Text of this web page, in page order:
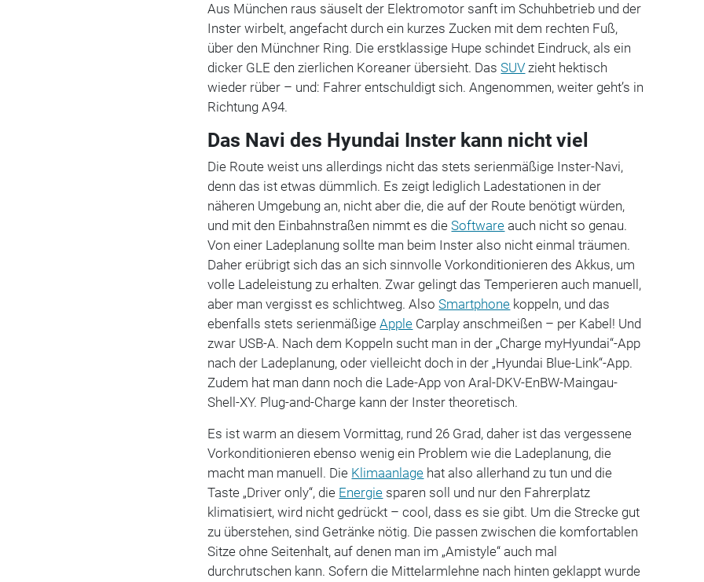
Aus München raus säuselt der Elektromotor sanft im Schuhbetrieb und der
Inster wirbelt, angefacht durch ein kurzes Zucken mit dem rechten Fuß,
über den Münchner Ring. Die erstklassige Hupe schindet Eindruck, als ein
dicker GLE den zierlichen Koreaner übersieht. DasSUV zieht hektisch
wieder rüber – und: Fahrer entschuldigt sich. Angenommen, weiter geht’s in
Richtung A94.
Das Navi des Hyundai Inster kann nicht viel
Die Route weist uns allerdings nicht das stets serienmäßige Inster-Navi,
denn das ist etwas dümmlich. Es zeigt lediglich Ladestationen in der
näheren Umgebung an, nicht aber die, die auf der Route benötigt würden,
und mit den Einbahnstraßen nimmt es dieSoftware auch nicht so genau.
Von einer Ladeplanung sollte man beim Inster also nicht einmal träumen.
Daher erübrigt sich das an sich sinnvolle Vorkonditionieren des Akkus, um
volle Ladeleistung zu erhalten. Zwar gelingt das Temperieren auch manuell,
aber man vergisst es schlichtweg. AlsoSmartphone koppeln, und das
ebenfalls stets serienmäßigeApple Carplay anschmeißen – per Kabel! Und
zwar USB-A. Nach dem Koppeln sucht man in der „Charge myHyundai“-App
nach der Ladeplanung, oder vielleicht doch in der „Hyundai Blue-Link“-App.
Zudem hat man dann noch die Lade-App von Aral-DKV-EnBW-Maingau-
Shell-XY. Plug-and-Charge kann der Inster theoretisch.
Es ist warm an diesem Vormittag, rund 26 Grad, daher ist das vergessene
Vorkonditionieren ebenso wenig ein Problem wie die Ladeplanung, die
macht man manuell. Die Klimaanlage hat also allerhand zu tun und die
Taste „Driver only“, die Energie sparen soll und nur den Fahrerplatz
klimatisiert, wird nicht gedrückt – cool, dass es sie gibt. Um die Strecke gut
zu überstehen, sind Getränke nötig. Die passen zwischen die komfortablen
Sitze ohne Seitenhalt, auf denen man im „Amistyle“ auch mal
durchrutschen kann. Sofern die Mittelarmlehne nach hinten geklappt wurde